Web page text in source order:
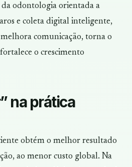
da odontologia orientada a
e coleta digital inteligente,
comunicação, torna o
o crescimento
na prática
obtém o melhor resultado
ao menor custo global. Na